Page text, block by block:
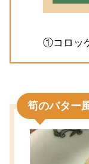
①コロッ
筍のバター